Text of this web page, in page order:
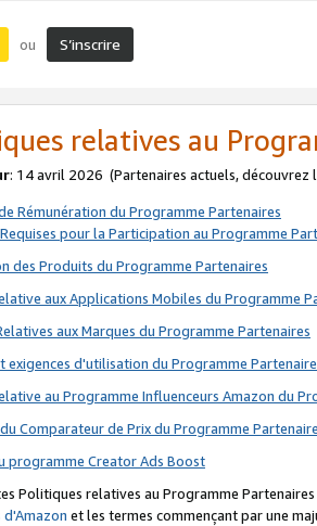
ou S’inscrire
relatives au
: 14 avril 2026 (Partenaires actuels, découvrez
Rémunération du Programme Partenaires
pour la Participation au Programme
des Produits du Programme Partenaires
aux Applications Mobiles du Programme
aux Marques du Programme Partenaires
exigences d'utilisation du Programme
au Programme Influenceurs Amazon du
Comparateur de Prix du Programme
programme Creator Ads Boost
Politiques relatives au Programme Partenaires
d'Amazon et les termes commençant par une